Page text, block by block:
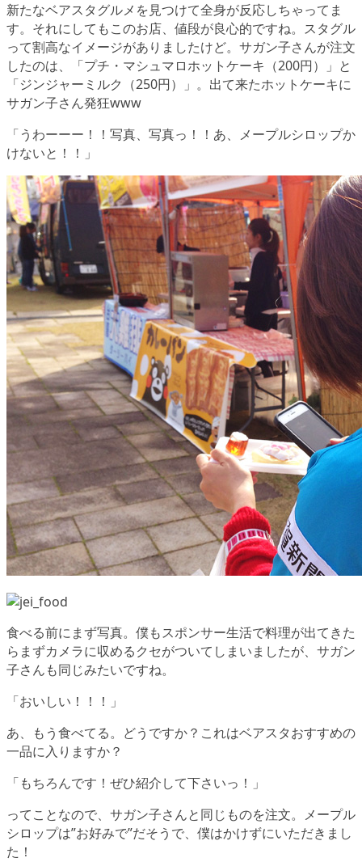
新たなベアスタグルメを見つけて全身が反応しちゃってま
す。それにしてもこのお店、値段が良心的ですね。スタグル
って割高なイメージがありましたけど。サガン子さんが注文
したのは、「プチ・マシュマロホットケーキ（200円）」と
「ジンジャーミルク（250円）」。出て来たホットケーキに
サガン子さん発狂www
「うわーーー！！写真、写真っ！！あ、メープルシロップか
けないと！！」
食べる前にまず写真。僕もスポンサー生活で料理が出てきた
らまずカメラに収めるクセがついてしまいましたが、サガン
子さんも同じみたいですね。
「おいしい！！！」
あ、もう食べてる。どうですか？これはベアスタおすすめの
一品に入りますか？
「もちろんです！ぜひ紹介して下さいっ！」
ってことなので、サガン子さんと同じものを注文。メープル
シロップは”お好みで”だそうで、僕はかけずにいただきまし
た！